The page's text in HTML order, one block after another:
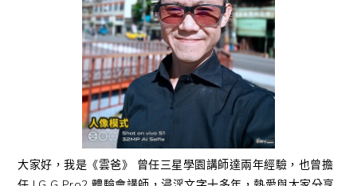
大家好，我是《雲爸》 曾任三星學園講師達兩年經驗，也曾擔